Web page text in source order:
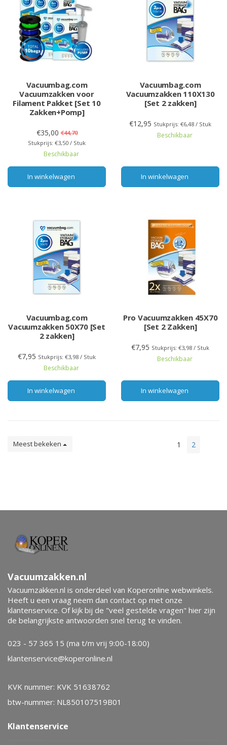
Vacuumbag.com
Vacuumzakken voor
Filament Pakket [Set 10
Zakken+Pomp]
€35,00 €44,70
Stukprijs: €3,50 / Stuk
Beschikbaar
In winkelwagen
Vacuumbag.com
Vacuumzakken 110X130
[Set 2 zakken]
€12,95 Stukprijs: €6,48 / Stuk
Beschikbaar
In winkelwagen
Vacuumbag.com
Vacuumzakken 50X70 [Set
2 zakken]
€7,95 Stukprijs: €3,98 / Stuk
Beschikbaar
In winkelwagen
Pro Vacuumzakken 45X70
[Set 2 Zakken]
€7,95 Stukprijs: €3,98 / Stuk
Beschikbaar
In winkelwagen
Meest bekeken 1 2
Vacuumzakken.nl
Vacuumzakken.nl is onderdeel van Koperonline webwinkels.
Heeft u een vraag neem dan contact op met onze
klantenservice. Of kijk bij de "veel gestelde vragen" hier zijn
de belangrijkste antwoorden snel terug te vinden.
023 - 57 365 15 (ma t/m vrij 9:00-18:00)
klantenservice@koperonline.nl
KVK nummer: KVK 51638762
btw-nummer: NL850107519B01
Klantenservice